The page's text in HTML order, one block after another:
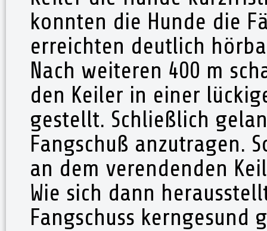
konnten die Hunde die
erreichten deutlich
Nach weiteren 400 m
den Keiler in einer
gestellt. Schließlich
Fangschuß anzutragen.
an dem verendenden
Wie sich dann
Fangschuss kerngesund